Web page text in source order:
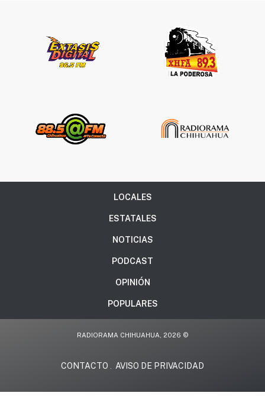
LOCALES
ESTATALES
NOTICIAS
PODCAST
OPINIÓN
POPULARES
RADIORAMA CHIHUAHUA, 2026 ©
CONTACTO AVISO DE PRIVACIDAD